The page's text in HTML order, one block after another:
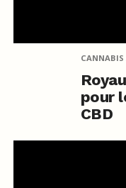
pour
CBD